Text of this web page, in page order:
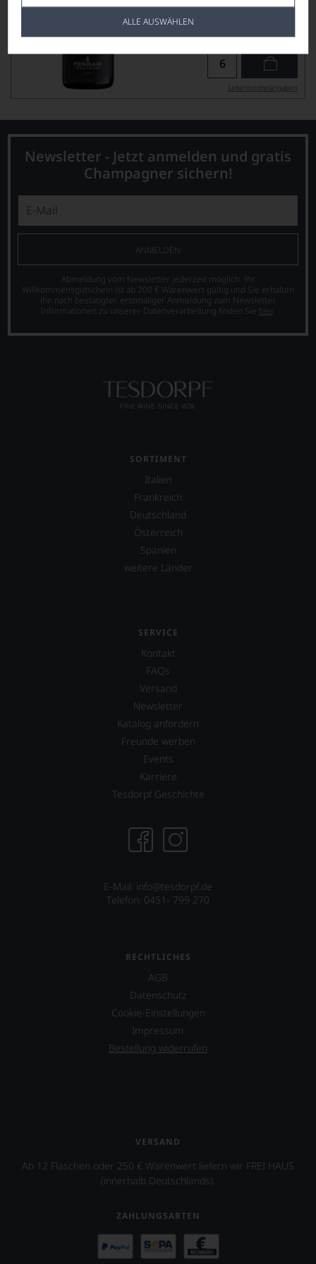
ALLE AUSWÄHLEN
pro Flasche (1.5l), € 39,93/L
Lebensmittel­angaben
Newsletter - Jetzt anmelden und gratis
Champagner sichern!
ANMELDEN
Abmeldung vom Newsletter jederzeit möglich. Ihr
Willkommensgutschein ist ab 200 € Warenwert gültig und Sie erhalten
ihn nach bestätigter, erstmaliger Anmeldung zum Newsletter.
Informationen zu unserer Datenverarbeitung finden Sie hier.
SORTIMENT
Italien
Frankreich
Deutschland
Österreich
Spanien
weitere Länder
SERVICE
Kontakt
FAQs
Versand
Newsletter
Katalog anfordern
Freunde werben
Events
Karriere
Tesdorpf Geschichte
E-Mail: info@tesdorpf.de
Telefon: 0451- 799 270
RECHTLICHES
AGB
Datenschutz
Cookie-Einstellungen
Impressum
Bestellung widerrufen
VERSAND
Ab 12 Flaschen oder 250 € Warenwert liefern wir FREI HAUS
(innerhalb Deutschlands).
ZAHLUNGSARTEN